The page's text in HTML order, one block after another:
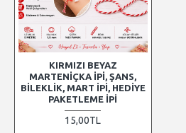
KIRMIZI BEYAZ
MARTENIÇKA İPI, ŞANS,
BILEKLIK, MART İPI, HEDIYE
PAKETLEME İPI
15,00TL